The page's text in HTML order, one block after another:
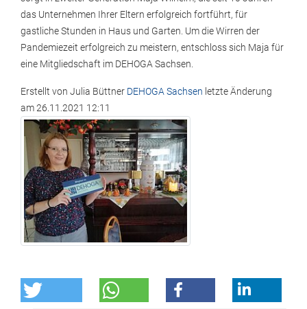
das Unternehmen Ihrer Eltern erfolgreich fortführt, für
gastliche Stunden in Haus und Garten. Um die Wirren der
Pandemiezeit erfolgreich zu meistern, entschloss sich Maja für
eine Mitgliedschaft im DEHOGA Sachsen.
Erstellt von Julia Büttner DEHOGA Sachsen letzte Änderung
am26.11.2021 12:11